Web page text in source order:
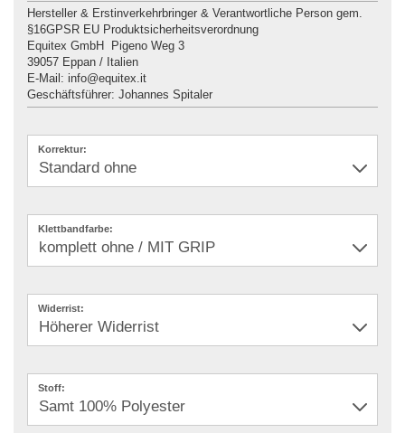
Hersteller & Erstinverkehrbringer & Verantwortliche Person gem.
§16GPSR EU Produktsicherheitsverordnung
Equitex GmbH Pigeno Weg 3
39057 Eppan / Italien
E-Mail: info@equitex.it
Geschäftsführer: Johannes Spitaler
Korrektur:
Klettbandfarbe:
Widerrist:
Stoff: